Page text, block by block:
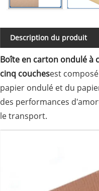
Description du produit
Boîte en carton ondulé à
cinq couchesest
papier ondulé et du
des performances
le transport.